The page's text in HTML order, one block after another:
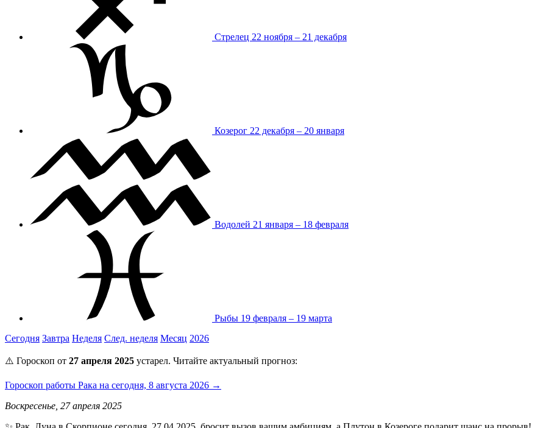
Стрелец 22 ноября – 21 декабря
Козерог 22 декабря – 20 января
Водолей 21 января – 18 февраля
Рыбы 19 февраля – 19 марта
Сегодня Завтра Неделя След. неделя Месяц 2026
⚠️ Гороскоп от 27 апреля 2025 устарел. Читайте актуальный прогноз:
Гороскоп работы Рака на сегодня, 8 августа 2026 →
Воскресенье, 27 апреля 2025